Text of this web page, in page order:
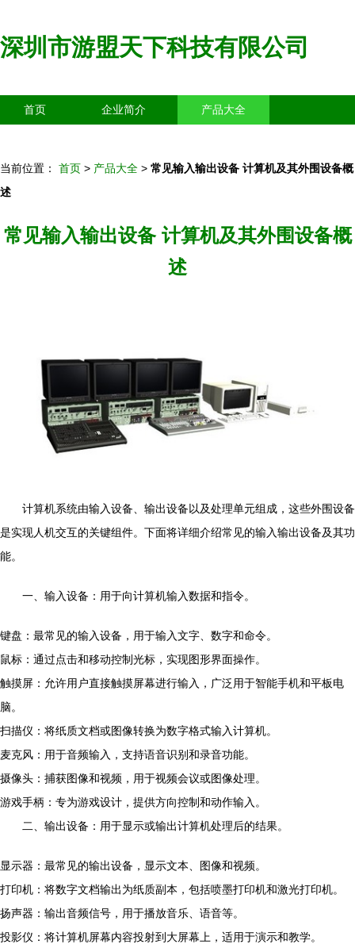
深圳市游盟天下科技有限公司
首页 企业简介 产品大全
当前位置： 首页 > 产品大全 > 常见输入输出设备 计算机及其外围设备概
述
常见输入输出设备 计算机及其外围设备概
述
计算机系统由输入设备、输出设备以及处理单元组成，这些外围设备
是实现人机交互的关键组件。下面将详细介绍常见的输入输出设备及其功
能。
一、输入设备：用于向计算机输入数据和指令。
键盘：最常见的输入设备，用于输入文字、数字和命令。
鼠标：通过点击和移动控制光标，实现图形界面操作。
触摸屏：允许用户直接触摸屏幕进行输入，广泛用于智能手机和平板电
脑。
扫描仪：将纸质文档或图像转换为数字格式输入计算机。
麦克风：用于音频输入，支持语音识别和录音功能。
摄像头：捕获图像和视频，用于视频会议或图像处理。
游戏手柄：专为游戏设计，提供方向控制和动作输入。
二、输出设备：用于显示或输出计算机处理后的结果。
显示器：最常见的输出设备，显示文本、图像和视频。
打印机：将数字文档输出为纸质副本，包括喷墨打印机和激光打印机。
扬声器：输出音频信号，用于播放音乐、语音等。
投影仪：将计算机屏幕内容投射到大屏幕上，适用于演示和教学。